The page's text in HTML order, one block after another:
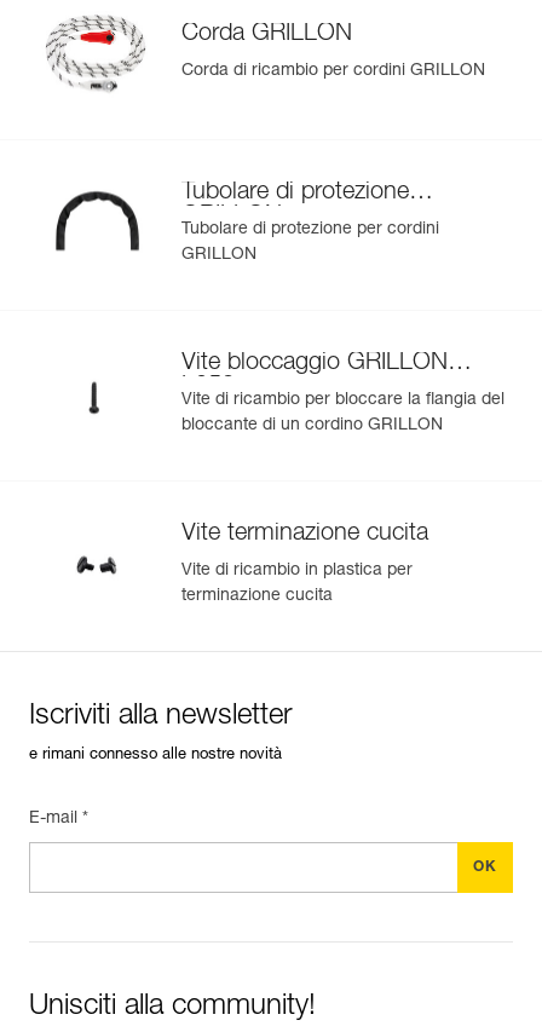
Per saperne di più Corda GRILLON
Corda di ricambio per cordini GRILLON
Tubolare di protezione
GRILLON
Tubolare di protezione per cordini
GRILLON
Vite bloccaggio GRILLON
L052
Vite di ricambio per bloccare la flangia del
bloccante di un cordino GRILLON
Vite terminazione cucita
Vite di ricambio in plastica per
terminazione cucita
Iscriviti alla newsletter
e rimani connesso alle nostre novità
E-mail *
Unisciti alla community!